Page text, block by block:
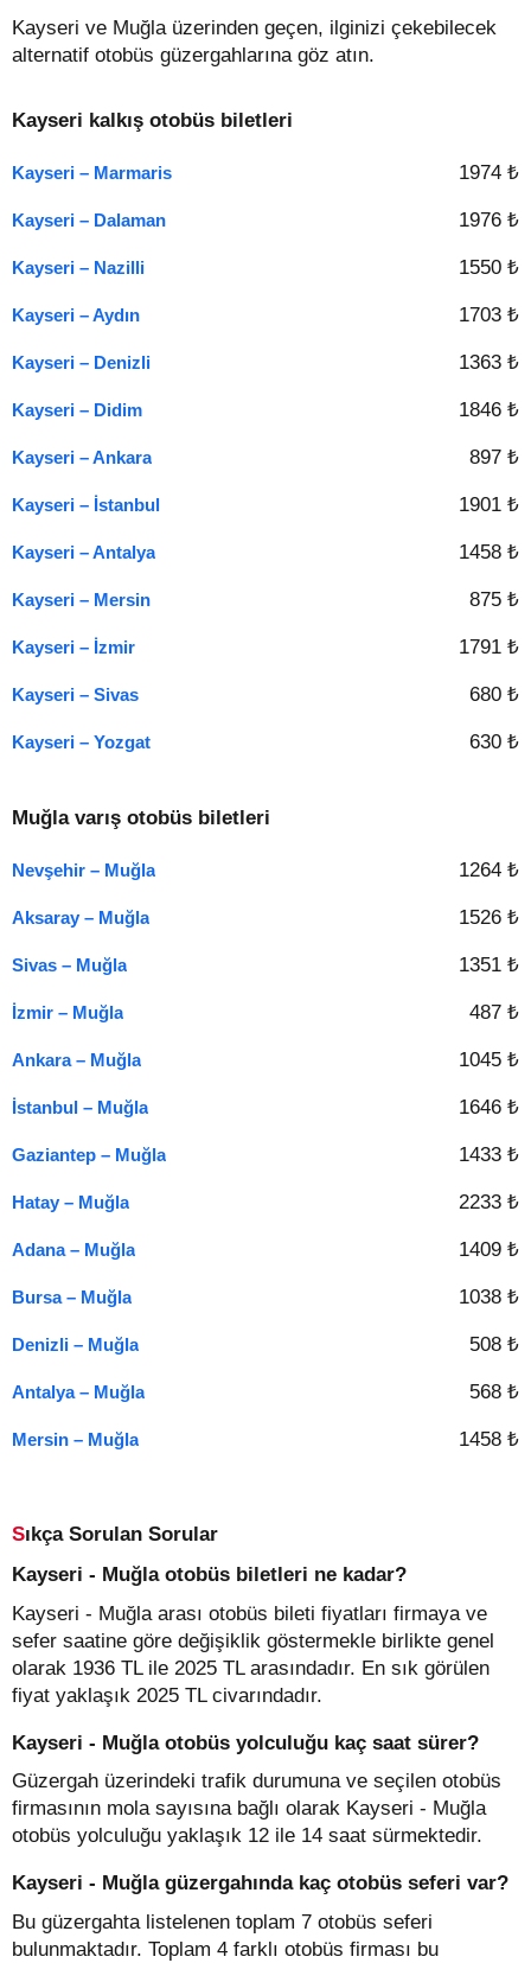
Kayseri ve Muğla üzerinden geçen, ilginizi çekebilecek
alternatif otobüs güzergahlarına göz atın.
Kayseri kalkış otobüs biletleri
Kayseri – Marmaris 1974 ₺
Kayseri – Dalaman 1976 ₺
Kayseri – Nazilli 1550 ₺
Kayseri – Aydın 1703 ₺
Kayseri – Denizli 1363 ₺
Kayseri – Didim 1846 ₺
Kayseri – Ankara 897 ₺
Kayseri – İstanbul 1901 ₺
Kayseri – Antalya 1458 ₺
Kayseri – Mersin 875 ₺
Kayseri – İzmir 1791 ₺
Kayseri – Sivas 680 ₺
Kayseri – Yozgat 630 ₺
Muğla varış otobüs biletleri
Nevşehir – Muğla 1264 ₺
Aksaray – Muğla 1526 ₺
Sivas – Muğla 1351 ₺
İzmir – Muğla 487 ₺
Ankara – Muğla 1045 ₺
İstanbul – Muğla 1646 ₺
Gaziantep – Muğla 1433 ₺
Hatay – Muğla 2233 ₺
Adana – Muğla 1409 ₺
Bursa – Muğla 1038 ₺
Denizli – Muğla 508 ₺
Antalya – Muğla 568 ₺
Mersin – Muğla 1458 ₺
Sıkça Sorulan Sorular
Kayseri - Muğla otobüs biletleri ne kadar?
Kayseri - Muğla arası otobüs bileti fiyatları firmaya ve
sefer saatine göre değişiklik göstermekle birlikte genel
olarak 1936 TL ile 2025 TL arasındadır. En sık görülen
fiyat yaklaşık 2025 TL civarındadır.
Kayseri - Muğla otobüs yolculuğu kaç saat sürer?
Güzergah üzerindeki trafik durumuna ve seçilen otobüs
firmasının mola sayısına bağlı olarak Kayseri - Muğla
otobüs yolculuğu yaklaşık 12 ile 14 saat sürmektedir.
Kayseri - Muğla güzergahında kaç otobüs seferi var?
Bu güzergahta listelenen toplam 7 otobüs seferi
bulunmaktadır. Toplam 4 farklı otobüs firması bu